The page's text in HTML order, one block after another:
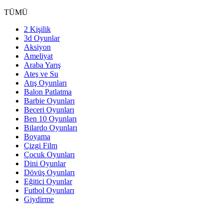
TÜMÜ
2 Kişilik
3d Oyunlar
Aksiyon
Ameliyat
Araba Yarış
Ateş ve Su
Atış Oyunları
Balon Patlatma
Barbie Oyunları
Beceri Oyunları
Ben 10 Oyunları
Bilardo Oyunları
Boyama
Çizgi Film
Çocuk Oyunları
Dini Oyunlar
Dövüş Oyunları
Eğitici Oyunlar
Futbol Oyunları
Giydirme